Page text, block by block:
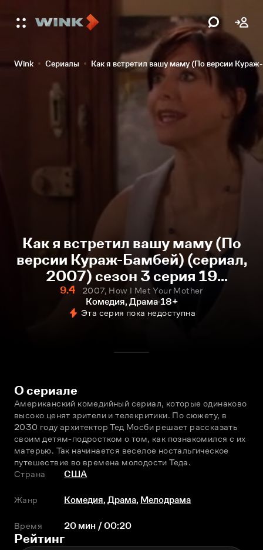
Wink Сериалы Как я встретил вашу маму (По версии
Как я встретил вашу маму (По
версии Кураж-Бамбей) (сериал,
2007) сезон 3 серия 19
смотреть онлайн
9.4
2007, How I Met Your Mother
Комедия, Драма 18+
Эта серия пока недоступна
О сериале
Американский комедийный сериал, которые одинаково
высоко ценят зрители и телекритики. По сюжету, в
2030 году архитектор Тед Мосби решает рассказать
своим детям-подростком о том, как познакомился с их
матерью. Так начинается веселое ностальгическое
путешествие во времена молодости Теда.
Страна
США
Жанр Комедия,Драма, Мелодрама
Время 20 мин / 00:20
Рейтинг